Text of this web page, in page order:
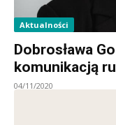
Aktualności
Dobrosława
komunikacją
04/11/2020